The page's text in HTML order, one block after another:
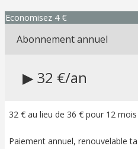
Economisez 4 €
Abonnement annuel
▶ 32 €/an
32 € au lieu de 36 € pour 12
Paiement annuel, renouvelable